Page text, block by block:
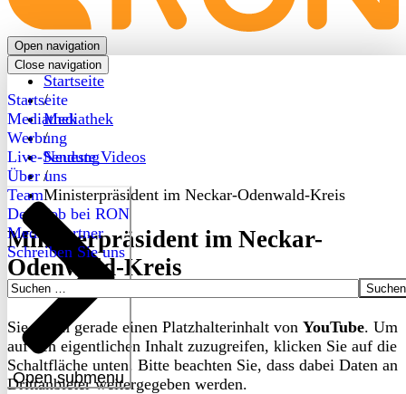
Open navigation
Close navigation
Startseite
Mediathek
Werbung
Live-Sendung
Über uns
Open submenu
Team
Dein Job bei RON
Medienpartner
Schreiben Sie uns
Suchen
Startseite
/
Mediathek
/
Neueste Videos
/
Ministerpräsident im Neckar-Odenwald-Kreis
Ministerpräsident im Neckar-
Odenwald-Kreis
Sie sehen gerade einen Platzhalterinhalt von YouTube. Um
auf den eigentlichen Inhalt zuzugreifen, klicken Sie auf die
Schaltfläche unten. Bitte beachten Sie, dass dabei Daten an
Drittanbieter weitergegeben werden.